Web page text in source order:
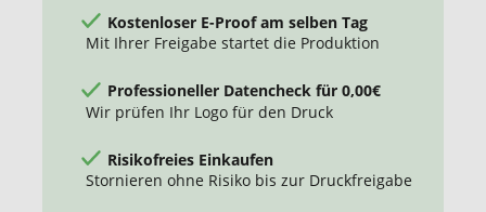
Kostenloser E-Proof am selben Tag
Mit Ihrer Freigabe startet die Produktion
Professioneller Datencheck für 0,00€
Wir prüfen Ihr Logo für den Druck
Risikofreies Einkaufen
Stornieren ohne Risiko bis zur Druckfreigabe